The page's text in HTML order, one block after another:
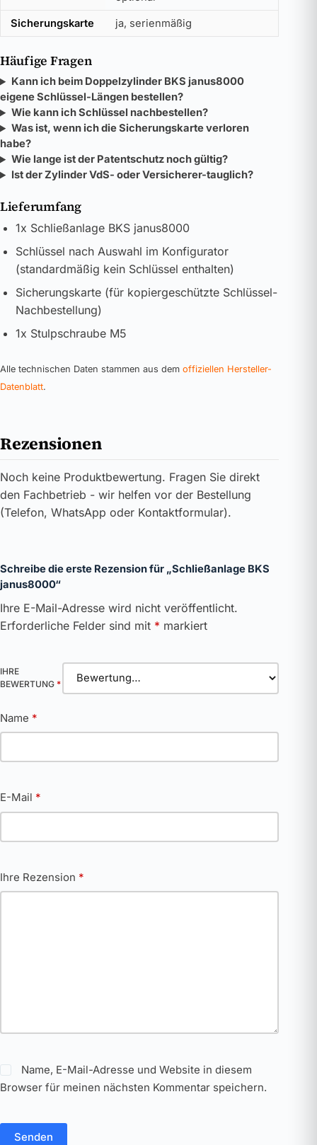
Sicherungskarte ja, serienmäßig
Häufige Fragen
Kann ich beim Doppelzylinder BKS janus8000
eigene Schlüssel-Längen bestellen?
Wie kann ich Schlüssel nachbestellen?
Was ist, wenn ich die Sicherungskarte verloren
habe?
Wie lange ist der Patentschutz noch gültig?
Ist der Zylinder VdS- oder Versicherer-tauglich?
Lieferumfang
1x Schließanlage BKS janus8000
Schlüssel nach Auswahl im Konfigurator
(standardmäßig kein Schlüssel enthalten)
Sicherungskarte (für kopiergeschützte Schlüssel-
Nachbestellung)
1x Stulpschraube M5
Alle technischen Daten stammen aus dem offiziellen Hersteller-
Datenblatt.
Rezensionen
Noch keine Produktbewertung. Fragen Sie direkt
den Fachbetrieb - wir helfen vor der Bestellung
(Telefon, WhatsApp oder Kontaktformular).
Schreibe die erste Rezension für „Schließanlage BKS
janus8000“
Ihre E-Mail-Adresse wird nicht veröffentlicht.
Erforderliche Felder sind mit * markiert
IHRE
BEWERTUNG *
Name *
E-Mail *
Ihre Rezension *
Name, E-Mail-Adresse und Website in diesem
Browser für meinen nächsten Kommentar speichern.
Senden